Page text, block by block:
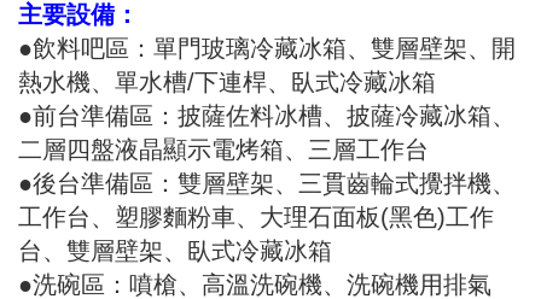
主要設備：
●飲料吧區：單門玻璃冷藏冰箱、雙層壁架、開
熱水機、單水槽/下連桿、臥式冷藏冰箱
●前台準備區：披薩佐料冰槽、披薩冷藏冰箱、
二層四盤液晶顯示電烤箱、三層工作台
●後台準備區：雙層壁架、三貫齒輪式攪拌機、
工作台、塑膠麵粉車、大理石面板(黑色)工作
台、雙層壁架、臥式冷藏冰箱
●洗碗區：噴槍、高溫洗碗機、洗碗機用排氣